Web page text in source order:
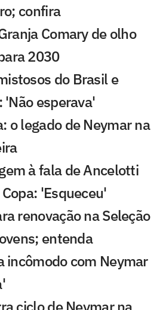
confira
Comary de olho
2030
do Brasil e
'Não esperava'
o legado de Neymar na
à fala de Ancelotti
'Esqueceu'
renovação na Seleção
entenda
incômodo com Neymar